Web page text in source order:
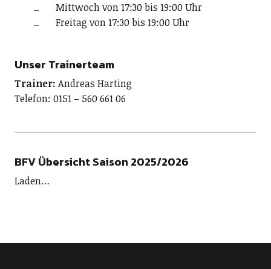
Mittwoch von 17:30 bis 19:00 Uhr
Freitag von 17:30 bis 19:00 Uhr
Unser Trainerteam
Trainer: Andreas Harting
Telefon: 0151 – 560 661 06
BFV Übersicht Saison 2025/2026
Laden…